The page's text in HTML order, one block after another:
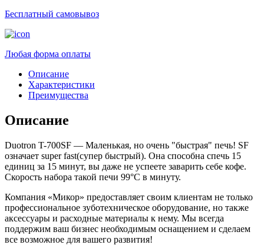
Бесплатный самовывоз
Любая форма оплаты
Описание
Характеристики
Преимущества
Описание
Duotron T-700SF — Маленькая, но очень "быстрая" печь! SF
означает super fast(супер быстрый). Она способна спечь 15
единиц за 15 минут, вы даже не успеете заварить себе кофе.
Скорость набора такой печи 99°С в минуту.
Компания «Микор» предоставляет своим клиентам не только
профессиональное зуботехническое оборудование, но также
аксессуары и расходные материалы к нему. Мы всегда
поддержим ваш бизнес необходимым оснащением и сделаем
все возможное для вашего развития!